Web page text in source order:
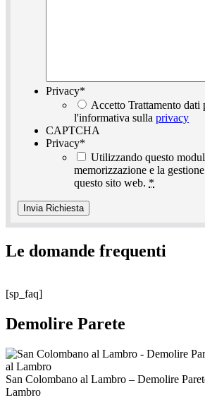
Privacy*
Accetto Trattamento dati
l'informativa sulla privacy
CAPTCHA
Privacy*
Utilizzando questo
memorizzazione e la
questo sito web. *
Le domande frequenti
[sp_faq]
Demolire Parete
San Colombano al Lambro – Demolire
Lambro